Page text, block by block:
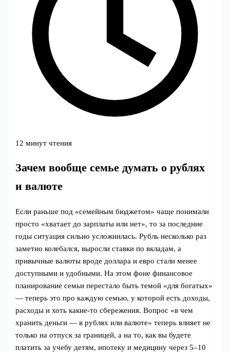
12 минут чтения
Зачем вообще семье думать о рублях
и валюте
Если раньше под «семейным бюджетом» чаще понимали
просто «хватает до зарплаты или нет», то за последние
годы ситуация сильно усложнилась. Рубль несколько раз
заметно колебался, выросли ставки по вкладам, а
привычные валюты вроде доллара и евро стали менее
доступными и удобными. На этом фоне финансовое
планирование семьи перестало быть темой «для богатых»
— теперь это про каждую семью, у которой есть доходы,
расходы и хоть какие-то сбережения. Вопрос «в чем
хранить деньги — в рублях или валюте» теперь влияет не
только на отпуск за границей, а на то, как вы будете
платить за учебу детям, ипотеку и медицину через 5–10